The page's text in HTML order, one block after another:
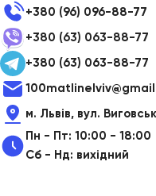
+380 (96) 096-88-77
+380 (63) 063-88-77
+380 (63) 063-88-77
м. Львів, вул.
Пн - Пт: 10:00 - 18:00
Сб - Нд: вихідний